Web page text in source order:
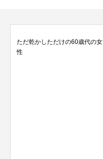
ただ乾かしただけの60歳代の女
性